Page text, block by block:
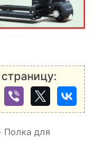
Полка для